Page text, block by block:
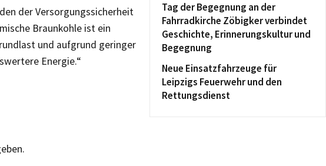
der Versorgungssicherheit
Braunkohle ist ein
und aufgrund geringer
Energie.“
Tag der Begegnung an der
Fahrradkirche Zöbigker verbindet
Geschichte, Erinnerungskultur und
Begegnung
Neue Einsatzfahrzeuge für
Leipzigs Feuerwehr und den
Rettungsdienst